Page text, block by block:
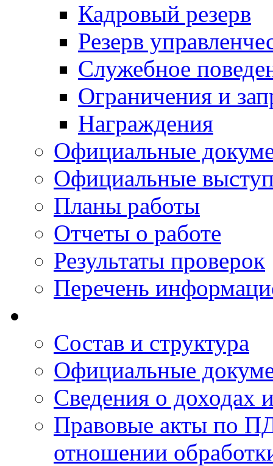
Кадровый резерв
Резерв
Служебное
Ограничения и
Награждения
Официальные
Официальные
Планы работы
Отчеты о работе
Результаты проверок
Перечень
Состав и структура
Официальные
Сведения о доходах
Правовые акты по
отношении